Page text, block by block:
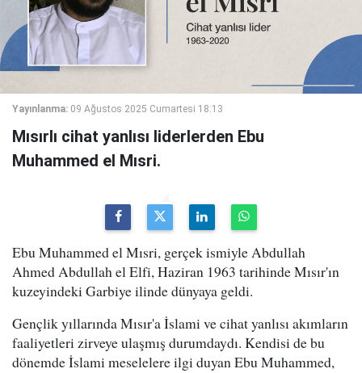
Yayınlanma: 09 Ağustos 2025 Cumartesi 18:13
Mısırlı cihat yanlısı liderlerden Ebu
Muhammed el Mısri.
Ebu Muhammed el Mısri, gerçek ismiyle Abdullah
Ahmed Abdullah el Elfi, Haziran 1963 tarihinde Mısır'ın
kuzeyindeki Garbiye ilinde dünyaya geldi.
Gençlik yıllarında Mısır'a İslami ve cihat yanlısı akımların
faaliyetleri zirveye ulaşmış durumdaydı. Kendisi de bu
dönemde İslami meselelere ilgi duyan Ebu Muhammed,